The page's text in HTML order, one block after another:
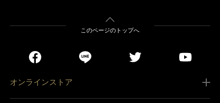
このページのトップへ
オンラインストア